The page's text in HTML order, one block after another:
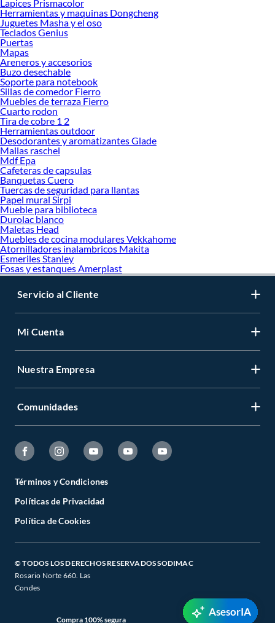
¡Visítanos y haz tus ideas realidad!
Lapices Prismacolor
Herramientas y maquinas Dongcheng
Juguetes Masha y el oso
Teclados Genius
Puertas
Mapas
Areneros y accesorios
Buzo desechable
Soporte para notebook
Sillas de comedor Fierro
Muebles de terraza Fierro
Cuarto rodon
Tira de cobre 1 2
Herramientas outdoor
Desodorantes y aromatizantes Glade
Mallas raschel
Mdf Epa
Cafeteras de capsulas
Banquetas Cuero
Tuercas de seguridad para llantas
Papel mural Sirpi
Mueble para biblioteca
Durolac blanco
Maletas Head
Muebles de cocina modulares Vekkahome
Atornilladores inalambricos Makita
Esmeriles Stanley
Fosas y estanques Amerplast
Servicio al Cliente
Mi Cuenta
Nuestra Empresa
Comunidades
Términos y Condiciones
Políticas de Privacidad
Política de Cookies
© TODOS LOS DERECHOS RESERVADOS SODIMAC
Rosario Norte 660. Las
Condes
Compra 100% segura
AsesorIA